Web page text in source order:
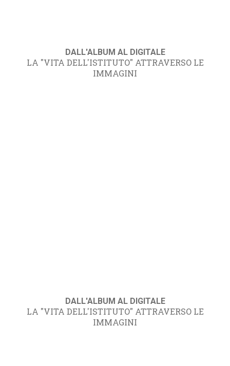
DALL'ALBUM AL DIGITALE
LA "VITA DELL'ISTITUTO" ATTRAVERSO LE
IMMAGINI
DALL'ALBUM AL DIGITALE
LA "VITA DELL'ISTITUTO" ATTRAVERSO LE
IMMAGINI